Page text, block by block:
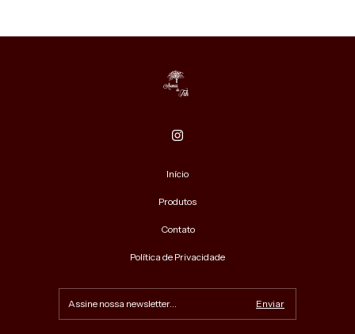
Início
Produtos
Contato
Política de Privacidade